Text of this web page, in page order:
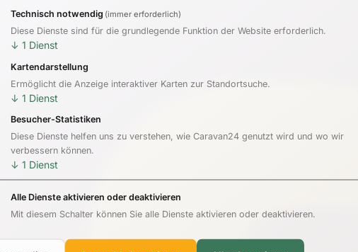
Technisch notwendig (immer erforderlich)
Diese Dienste sind für die grundlegende Funktion der Website erforderlich.
↓ 1 Dienst
Kartendarstellung
Ermöglicht die Anzeige interaktiver Karten zur Standortsuche.
↓ 1 Dienst
Besucher-Statistiken
Diese Dienste helfen uns zu verstehen, wie Caravan24 genutzt wird und wo wir
verbessern können.
↓ 1 Dienst
Alle Dienste aktivieren oder deaktivieren
Mit diesem Schalter können Sie alle Dienste aktivieren oder deaktivieren.